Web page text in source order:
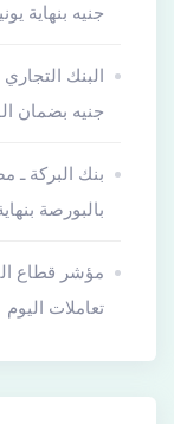
جنيه بنهاية يونيو
جنيه بضمان
بنك البركة ـ
بالبورصة
تعاملات اليوم